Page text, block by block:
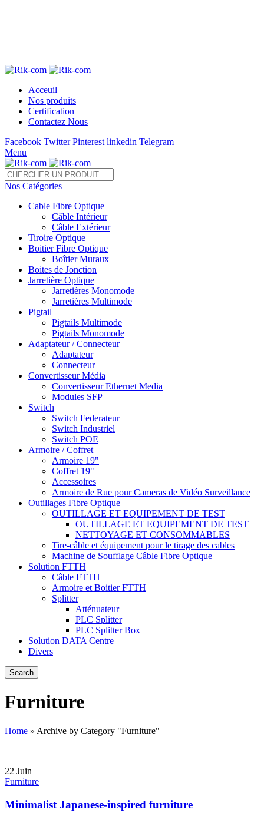
Acceuil
Nos produits
Certification
Contactez Nous
Facebook Twitter Pinterest linkedin Telegram
Menu
Nos Catégories
Cable Fibre Optique
Câble Intérieur
Câble Extérieur
Tiroire Optique
Boitier Fibre Optique
Boîtier Muraux
Boites de Jonction
Jarretière Optique
Jarretières Monomode
Jarretières Multimode
Pigtail
Pigtails Multimode
Pigtails Monomode
Adaptateur / Connecteur
Adaptateur
Connecteur
Convertisseur Média
Convertisseur Ethernet Media
Modules SFP
Switch
Switch Federateur
Switch Industriel
Switch POE
Armoire / Coffret
Armoire 19"
Coffret 19"
Accessoires
Armoire de Rue pour Cameras de Vidéo Surveillance
Outillages Fibre Optique
OUTILLAGE ET EQUIPEMENT DE TEST
OUTILLAGE ET EQUIPEMENT DE TEST
NETTOYAGE ET CONSOMMABLES
Tire-câble et équipement pour le tirage des cables
Machine de Soufflage Câble Fibre Optique
Solution FTTH
Câble FTTH
Armoire et Boitier FTTH
Splitter
Atténuateur
PLC Splitter
PLC Splitter Box
Solution DATA Centre
Divers
Search
Furniture
Home » Archive by Category "Furniture"
22 Juin
Furniture
Minimalist Japanese-inspired furniture